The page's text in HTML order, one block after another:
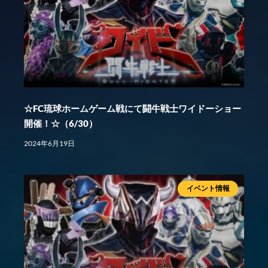
☆FC琉球ホームゲーム戦にて闘牛戦士ワイドーショー
開催！☆（6/30）
2024年6月19日
イベント情報